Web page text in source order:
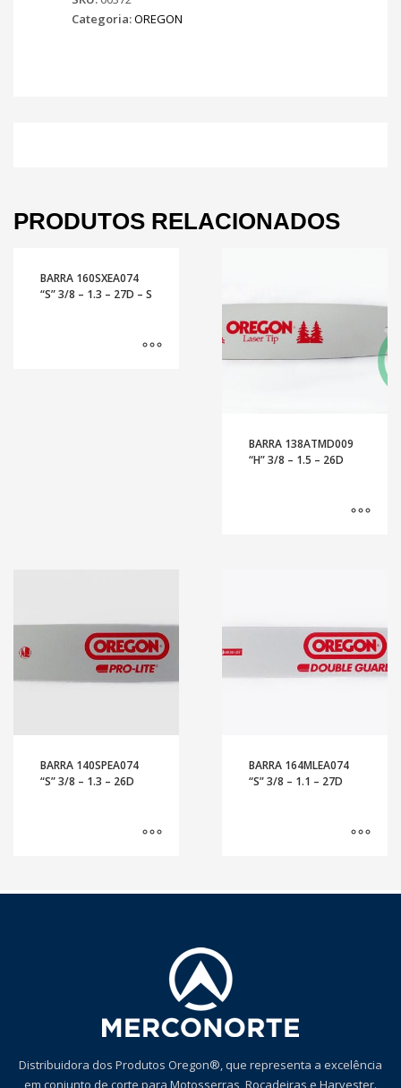
Categoria:OREGON
PRODUTOS RELACIONADOS
BARRA 160SXEA074
“S” 3/8 – 1.3 – 27D – S
BARRA 138ATMD009
“H” 3/8 – 1.5 – 26D
BARRA 140SPEA074
“S” 3/8 – 1.3 – 26D
BARRA 164MLEA074
“S” 3/8 – 1.1 – 27D
Distribuidora dos Produtos Oregon®, que representa a excelência